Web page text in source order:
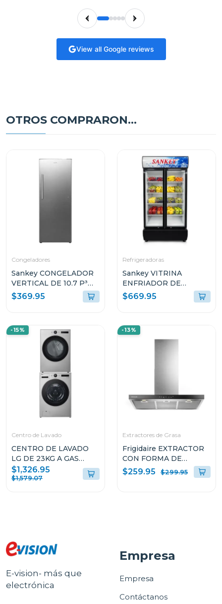
View all Google reviews
OTROS COMPRARON...
Congeladores
Sankey CONGELADOR
VERTICAL DE 10.7 P³
RFC1301
$369.95
Refrigeradoras
Sankey VITRINA
ENFRIADOR DE
20CUFT RFD20N
$669.95
-15%
Centro de Lavado
CENTRO DE LAVADO
LG DE 23KG A GAS
COLOR GRIS
WM23VFXS6/DF74VFXS6B
$1,326.95
$1,579.07
-13%
Extractores de Grasa
Frigidaire EXTRACTOR
CON FORMA DE
CAMPANA DE 36" PARA
PARED L904EXI
$259.95 $299.95
E-vision- más que
electrónica
Empresa
Empresa
Contáctanos